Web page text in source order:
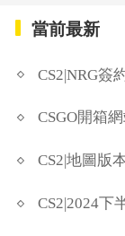
當前最新
CS2|NRG簽
CSGO開箱網
CS2|地圖版
CS2|2024下